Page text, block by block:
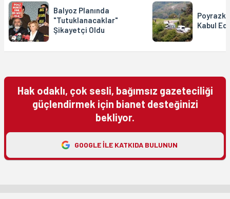
Balyoz Planında
"Tutuklanacaklar"
Şikayetçi Oldu
Kabul
Hak odaklı, çok sesli, bağımsız gazeteciliği
güçlendirmek için bianet desteğinizi
bekliyor.
GOOGLE ILE KATKIDA BULUNUN